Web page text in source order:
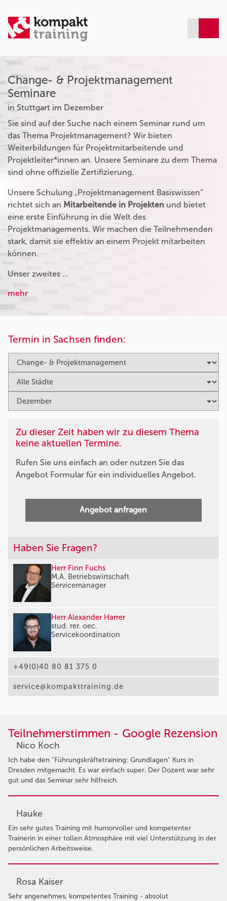
Change- & Projektmanagement
Seminare
in Stuttgart im Dezember
Sie sind auf der Suche nach einem Seminar rund um
das Thema Projektmanagement? Wir bieten
Weiterbildungen für Projektmitarbeitende und
Projektleiter*innen an. Unsere Seminare zu dem Thema
sind ohne offizielle Zertifizierung.
Unsere Schulung „Projektmanagement Basiswissen“
richtet sich an Mitarbeitende in Projekten und bietet
eine erste Einführung in die Welt des
Projektmanagements. Wir machen die Teilnehmenden
stark, damit sie effektiv an einem Projekt mitarbeiten
können.
Unser zweites …
mehr
Termin in Sachsen finden:
Zu dieser Zeit haben wir zu diesem Thema
keine aktuellen Termine.
Rufen Sie uns einfach an oder nutzen Sie das
Angebot Formular für ein individuelles Angebot.
Angebot anfragen
Haben Sie Fragen?
Herr Finn Fuchs
M.A. Betriebswirtschaft
Servicemanager
Herr Alexander Harrer
stud. rer. oec.
Servicekoordination
+49(0)40 80 81 375 0
service@kompakttraining.de
Teilnehmerstimmen - Google Rezension
Nico Koch
Ich habe den "Führungskräftetraining: Grundlagen" Kurs in
Dresden mitgemacht. Es war einfach super. Der Dozent war sehr
gut und das Seminar sehr hilfreich.
Hauke
Ein sehr gutes Training mit humorvoller und kompetenter
Trainerin in einer tollen Atmosphäre mit viel Unterstützung in der
persönlichen Arbeitsweise.
Rosa Kaiser
Sehr angenehmes, kompetentes Training - absolut